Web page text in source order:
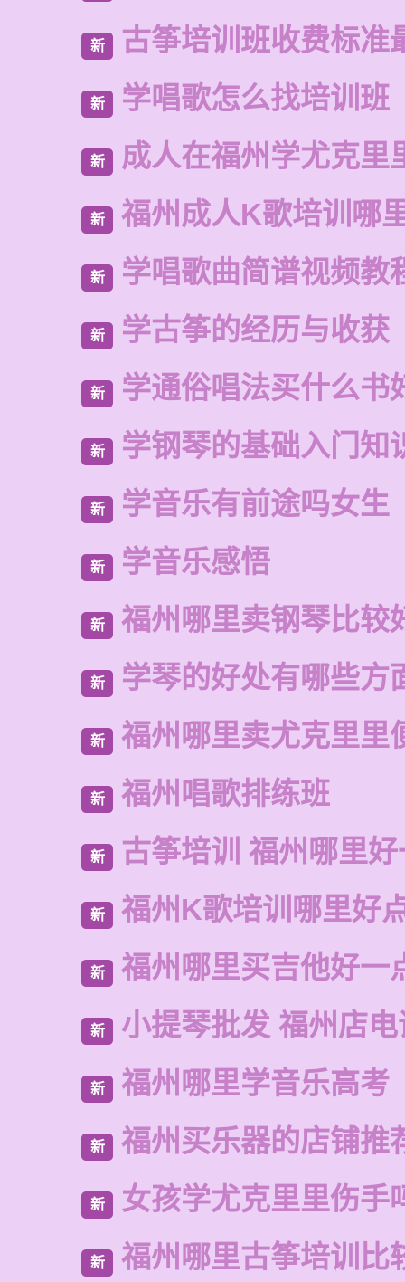
新 古筝培训班收费标准
新 学唱歌怎么找培训班
新 成人在福州学尤克里
新 福州成人K歌培训哪
新 学唱歌曲简谱视频教
新 学古筝的经历与收获
新 学通俗唱法买什么书
新 学钢琴的基础入门知
新 学音乐有前途吗女生
新 学音乐感悟
新 福州哪里卖钢琴比较
新 学琴的好处有哪些方
新 福州哪里卖尤克里里
新 福州唱歌排练班
新 古筝培训 福州哪里
新 福州K歌培训哪里好
新 福州哪里买吉他好一
新 小提琴批发 福州店
新 福州哪里学音乐高考
新 福州买乐器的店铺推
新 女孩学尤克里里伤手
新 福州哪里古筝培训比